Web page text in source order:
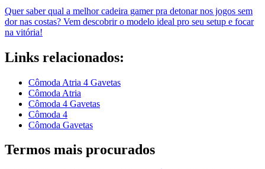
Quer saber qual a melhor cadeira gamer pra detonar nos jogos sem
dor nas costas? Vem descobrir o modelo ideal pro seu setup e focar
na vitória!
Links relacionados:
Cômoda Atria 4 Gavetas
Cômoda Atria
Cômoda 4 Gavetas
Cômoda 4
Cômoda Gavetas
Termos mais procurados